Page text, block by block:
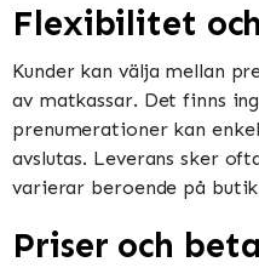
Flexibilitet
Kunder kan välja mellan
av matkassar. Det finns
prenumerationer kan
avslutas. Leverans sker
varierar beroende på
Priser och